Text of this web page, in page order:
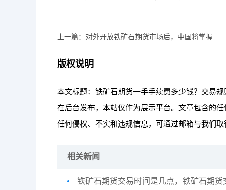
上一篇： 对外开放铁矿石期货市场后，中国将掌握
版权说明
本文标题：铁矿石期货一手手续费多少钱？交易规
在后台发布，本站仅作为展示平台。文章包含的
任何侵权、不实和违规信息，可通过邮箱与我们取
相关新闻
铁矿石期货交易时间是几点，铁矿石期货